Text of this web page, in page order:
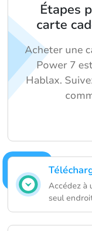
Accédez à
seul
Étapes
carte
Acheter une
Power 7
Hablax.